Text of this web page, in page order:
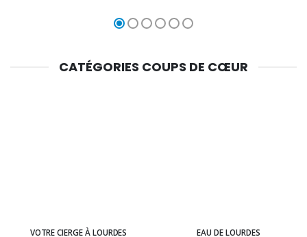
CATÉGORIES COUPS DE CŒUR
VOTRE CIERGE À LOURDES EAU DE LOURDES